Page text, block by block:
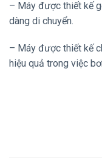
– Máy được thiết kế
dàng di chuyển.
– Máy được thiết kế
hiệu quả trong việc